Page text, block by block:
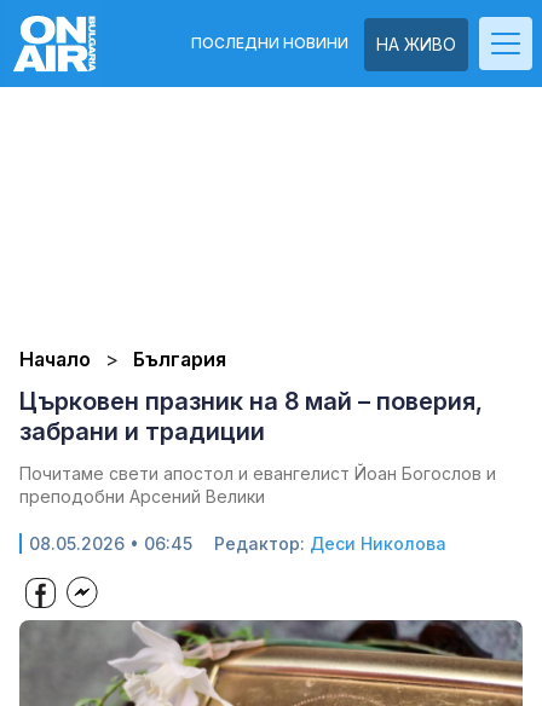
НА ЖИВО
ПОСЛЕДНИ НОВИНИ
Начало България
Църковен празник на 8 май – поверия,
забрани и традиции
Почитаме свети апостол и евангелист Йоан Богослов и
преподобни Арсений Велики
08.05.2026 • 06:45 Редактор: Деси Николова